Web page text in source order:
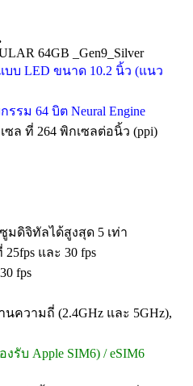
64GB _Gen9_Silver
บบ LED ขนาด 10.2 นิ้ว (แนว
รม 64 บิต Neural Engine
ซล ที่ 264 พิกเซลต่อนิ้ว (ppi)
มดิจิทัลได้สูงสุด 5 เท่า
และ 30 fps
fps
านความถี่ (2.4GHz และ 5GHz),
รับ Apple SIM6) / eSIM6